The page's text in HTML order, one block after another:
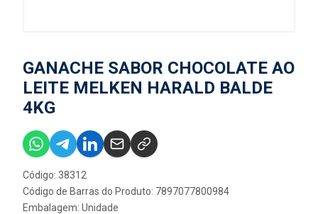
GANACHE SABOR CHOCOLATE AO
LEITE MELKEN HARALD BALDE
4KG
Código: 38312
Código de Barras do Produto: 7897077800984
Embalagem: Unidade